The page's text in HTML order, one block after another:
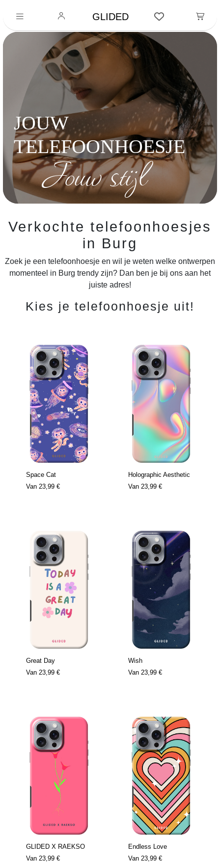
GLIDED
JOUW
TELEFOONHOESJE
Jouw stijl
Verkochte telefoonhoesjes
in Burg
Zoek je een telefoonhoesje en wil je weten welke ontwerpen
momenteel in Burg trendy zijn? Dan ben je bij ons aan het
juiste adres!
Kies je telefoonhoesje uit!
Space Cat
Van 23,99 €
Holographic Aesthetic
Van 23,99 €
Great Day
Van 23,99 €
Wish
Van 23,99 €
GLIDED X RAEKSO
Van 23,99 €
Endless Love
Van 23,99 €